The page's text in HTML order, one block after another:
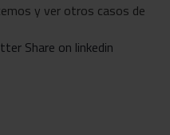
y ver otros casos de
Share on linkedin